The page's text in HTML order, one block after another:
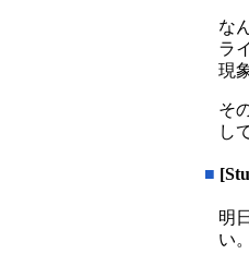
な
ラ
現
そ
し
■
明
い。